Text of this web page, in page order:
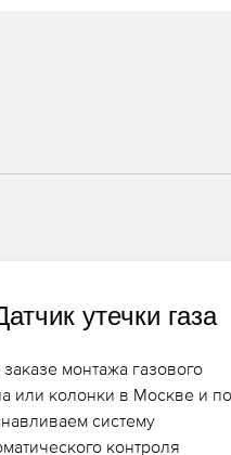
утечки газа
монтажа газового
или колонки в Москве и
систему
контроля